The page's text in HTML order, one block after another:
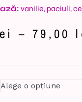
vanilie, paciuli,
– 79,00